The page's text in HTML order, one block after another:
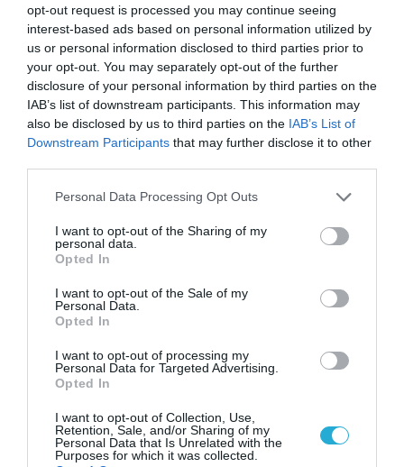
opt-out request is processed you may continue seeing
interest-based ads based on personal information utilized by
us or personal information disclosed to third parties prior to
your opt-out. You may separately opt-out of the further
disclosure of your personal information by third parties on the
IAB’s list of downstream participants. This information may
also be disclosed by us to third parties on the IAB’s List of
Downstream Participants that may further disclose it to other
Please note that this website/app uses one or more Google
not limited to your visit or usage behaviour. You may click to
grant or deny consent to Google and its third-party tags to
use your data for below specified purposes in below Google
consent section.
Personal Data Processing Opt Outs
I want to opt-out of the Sharing of my
personal data.
Opted In
I want to opt-out of the Sale of my
Personal Data.
Opted In
I want to opt-out of processing my
Personal Data for Targeted Advertising.
Opted In
I want to opt-out of Collection, Use,
Retention, Sale, and/or Sharing of my
Personal Data that Is Unrelated with the
Purposes for which it was collected.
Σ. Καλαφάτης: «Η
Τεχνητή Νοημοσύνη
δεν είναι απλώς μια
νέα τεχνολογία, είναι
μια νέα βιομηχανική
επανάσταση»
31.07.2026
Νέος οδηγός του ΕΚΤ
για τη χρηματοδότηση
των ελληνικών
επιχειρήσεων στον
31.07.2026
βαλίτσα του φετινού
καλοκαιριού έχει την
υπογραφή της Xiaomi
ΟΛΗ Η ΡΟΗ ΕΙΔΗΣΕΩΝ